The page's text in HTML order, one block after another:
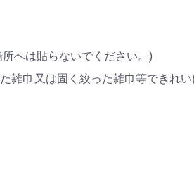
へは貼らないでください。)
雑巾又は固く絞った雑巾等できれい